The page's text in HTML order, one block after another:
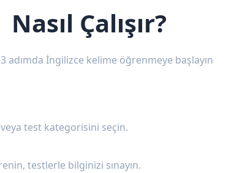
Nasıl Çalışır?
adımda İngilizce kelime öğrenmeye başlayın
test kategorisini seçin.
testlerle bilginizi sınayın.